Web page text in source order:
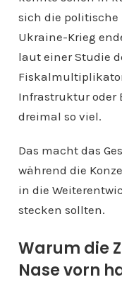
sich die politische
Ukraine-Krieg
laut einer Studie
Infrastruktur oder
dreimal so viel.
Das macht das
während die
in die
stecken sollten.
Warum die
Nase vorn